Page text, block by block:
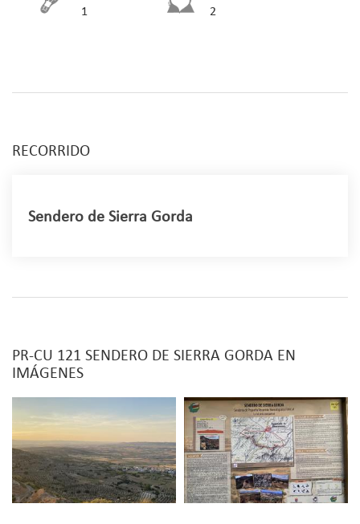
1 2
RECORRIDO
Sendero de Sierra Gorda
altura. Alcanzamos la ladera norte de Sierra Gorda
y las vistas del valle del riío Guadamejud.
Portillo, donde cruzamos la carretera local para
volver a subir a una ramificación estrecha y
alargada, la parte oeste de la sierra. La recorremos
por su parte más alta durante 1,5 km, lo que nos
permite obtener panorámicas de 360 grados de
esta zona septemtrional de la comarca de La
PR-CU 121 SENDERO DE SIERRA GORDA EN
IMÁGENES